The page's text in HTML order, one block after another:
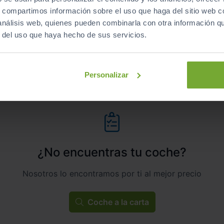
información sobre el uso que haga del sitio web
web, quienes pueden combinarla con otra información
uso que haya hecho de sus servicios.
Personalizar
Manual
Gasolina
ECO
¿No encuentras tu coche?
Nosotros lo encontramos por ti al mejor precio
Coche a la carta